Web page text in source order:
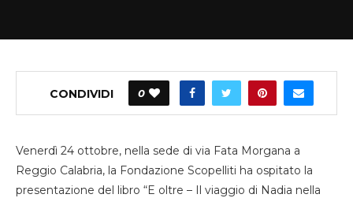
CONDIVIDI 0
Venerdì 24 ottobre, nella sede di via Fata Morgana a
Reggio Calabria, la Fondazione Scopelliti ha ospitato la
presentazione del libro “E oltre – Il viaggio di Nadia nella